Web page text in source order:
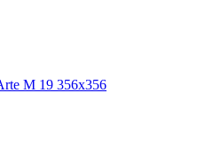
М 19 356х356